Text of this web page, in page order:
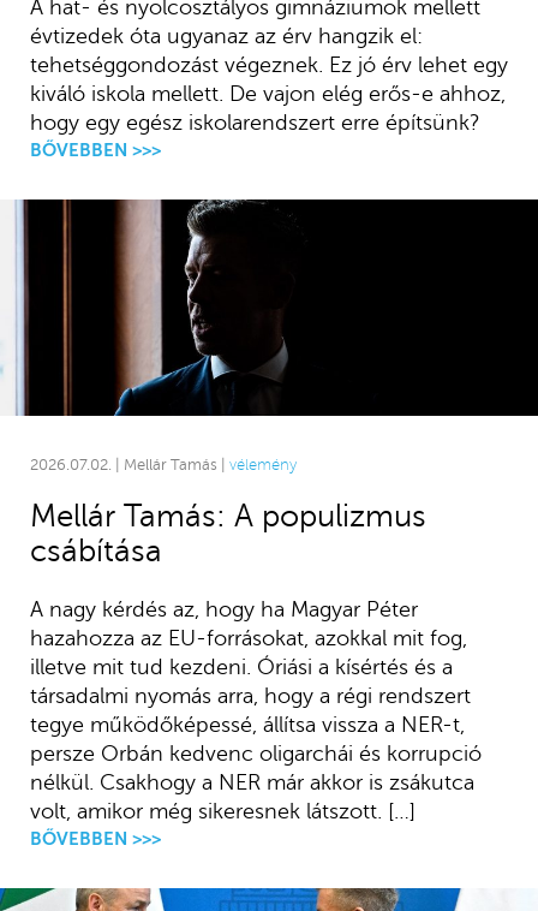
A hat- és nyolcosztályos gimnáziumok mellett
évtizedek óta ugyanaz az érv hangzik el:
tehetséggondozást végeznek. Ez jó érv lehet egy
kiváló iskola mellett. De vajon elég erős-e ahhoz,
hogy egy egész iskolarendszert erre építsünk?
BŐVEBBEN >>>
2026.07.02. | Mellár Tamás | vélemény
Mellár Tamás: A populizmus
csábítása
A nagy kérdés az, hogy ha Magyar Péter
hazahozza az EU-forrásokat, azokkal mit fog,
illetve mit tud kezdeni. Óriási a kísértés és a
társadalmi nyomás arra, hogy a régi rendszert
tegye működőképessé, állítsa vissza a NER-t,
persze Orbán kedvenc oligarchái és korrupció
nélkül. Csakhogy a NER már akkor is zsákutca
volt, amikor még sikeresnek látszott. […]
BŐVEBBEN >>>